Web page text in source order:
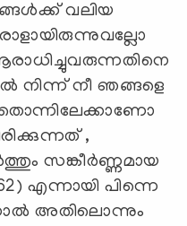
വലിയ
നിന്ന് നീ ഞങ്ങളെ
,
സങ്കീർണ്ണമായ
എന്നായി പിന്നെ
അതിലൊന്നും